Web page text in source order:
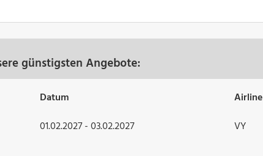
günstigsten Angebote:
Datum Airline
01.02.2027 - 03.02.2027 VY